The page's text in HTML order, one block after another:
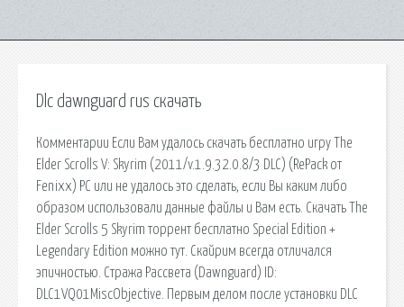
Dlc dawnguard rus скачать
Комментарии Если Вам удалось скачать бесплатно игру The
Elder Scrolls V: Skyrim (2011/v.1.9.32.0.8/3 DLC) (RePack от
Fenixx) PC или не удалось это сделать, если Вы каким либо
образом использовали данные файлы и Вам есть. Скачать The
Elder Scrolls 5 Skyrim торрент бесплатно Special Edition +
Legendary Edition можно тут. Скайрим всегда отличался
эпичностью. Стража Рассвета (Dawnguard) ID:
DLC1VQ01MiscObjective. Первым делом после установки DLC